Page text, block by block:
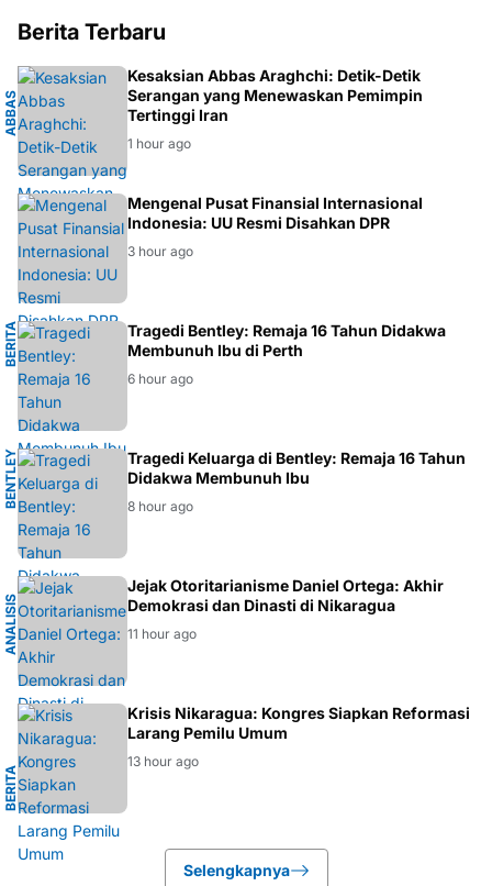
Berita Terbaru
A
B
B
A
S
A
R
A
G
H
C
HI
Kesaksian Abbas Araghchi: Detik-Detik
Serangan yang Menewaskan Pemimpin
Tertinggi Iran
1 hour ago
EKONOMI
Mengenal Pusat Finansial Internasional
Indonesia: UU Resmi Disahkan DPR
3 hour ago
B
E
R
I
T
A
P
E
R
TH
Tragedi Bentley: Remaja 16 Tahun Didakwa
Membunuh Ibu di Perth
6 hour ago
B
E
N
TL
E
Y
P
E
R
TH
Tragedi Keluarga di Bentley: Remaja 16 Tahun
Didakwa Membunuh Ibu
8 hour ago
A
N
A
L
I
S
I
S
G
E
O
P
O
L
I
T
IK
Jejak Otoritarianisme Daniel Ortega: Akhir
Demokrasi dan Dinasti di Nikaragua
11 hour ago
B
E
R
I
T
A
I
N
T
E
R
N
A
S
I
O
N
AL
Krisis Nikaragua: Kongres Siapkan Reformasi
Larang Pemilu Umum
13 hour ago
Selengkapnya